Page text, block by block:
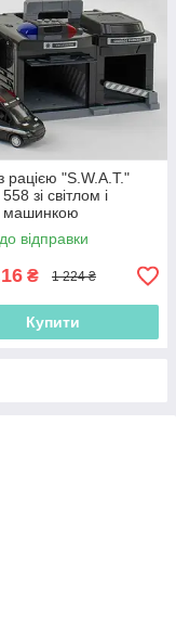
рацією "S.W.A.T."
зі світлом і
машинкою
відправки
₴ 1 224 ₴
Купити